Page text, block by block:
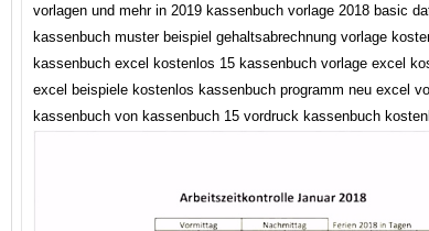
vorlagen und mehr in 2019 kassenbuch vorlage 2018 basic
kassenbuch muster beispiel gehaltsabrechnung vorlage
kassenbuch excel kostenlos 15 kassenbuch vorlage excel
excel beispiele kostenlos kassenbuch programm neu excel
kassenbuch von kassenbuch 15 vordruck kassenbuch